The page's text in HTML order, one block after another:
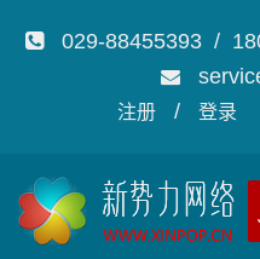
029-88455393 /
注册 / 登录